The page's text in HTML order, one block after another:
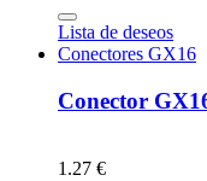
Lista de deseos
Conectores GX16
Conector
1.27 €